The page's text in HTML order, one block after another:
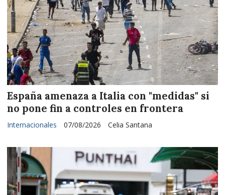
España amenaza a Italia con "medidas" si
no pone fin a controles en frontera
Celia Santana
Internacionales 07/08/2026